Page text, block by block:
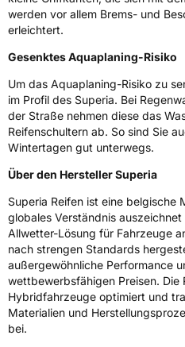
M+S Ja
EU Label
NasshaftungC
Rollgeräusch (Klasse)B
Rollgeräusch (dB)
69
FahrzeugklasseC1
3PMSF / Schneeflockensymbol
EisgripNein
EPREL ID 521755
werden vor allem Brems- und
erleichtert.
Gesenktes Aquaplaning-Risiko
Um das Aquaplaning-Risiko zu
im Profil des Superia. Bei
der Straße nehmen diese das
Reifenschultern ab. So sind Sie
Wintertagen gut unterwegs.
Über den Hersteller Superia
Superia Reifen ist eine belgische
globales Verständnis
Allwetter-Lösung für Fahrzeuge
nach strengen Standards
außergewöhnliche Performance
wettbewerbsfähigen Preisen. Die
Hybridfahrzeuge optimiert und
Materialien und
bei.